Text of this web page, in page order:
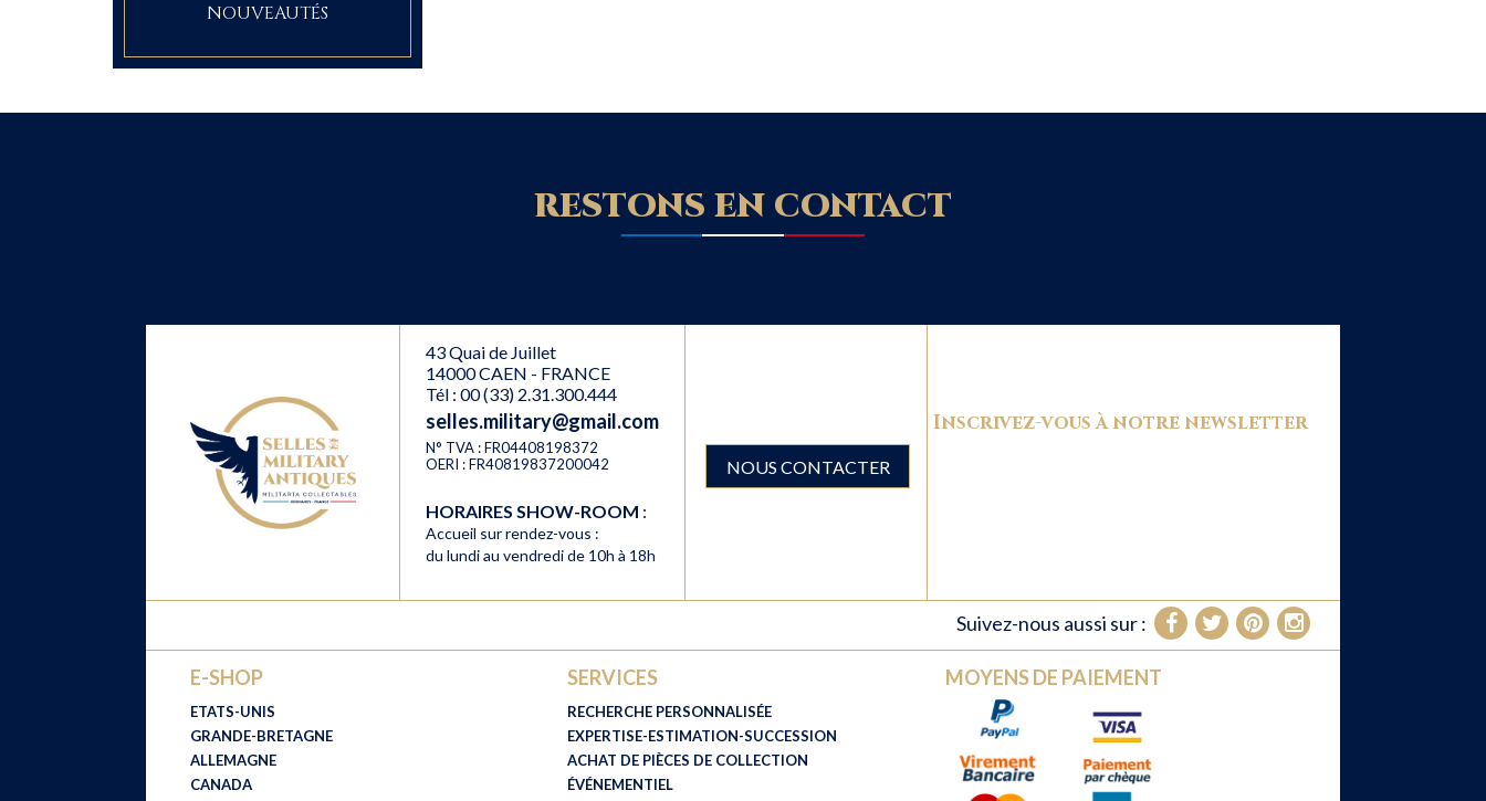
NOUVEAUTÉS
RESTONS EN CONTACT
43 Quai de Juillet
14000 CAEN - FRANCE
Tél : 00 (33) 2.31.300.444
selles.military@gmail.com
N° TVA : FR04408198372
OERI : FR40819837200042
HORAIRES SHOW-ROOM :
Accueil sur rendez-vous :
du lundi au vendredi de 10h à 18h
NOUS CONTACTER
Inscrivez-vous à notre newsletter
Suivez-nous aussi sur :
E-SHOP
ETATS-UNIS
GRANDE-BRETAGNE
ALLEMAGNE
CANADA
SERVICES
RECHERCHE PERSONNALISÉE
EXPERTISE-ESTIMATION-SUCCESSION
ACHAT DE PIÈCES DE COLLECTION
ÉVÉNEMENTIEL
MOYENS DE PAIEMENT